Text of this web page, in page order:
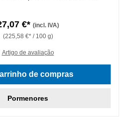
€* (incl. IVA)
(225,58 €* / 100 g)
Artigo de avaliação
de compras
Pormenores